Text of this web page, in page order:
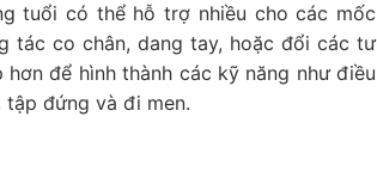
tuổi có thể hỗ trợ nhiều cho các mốc
tác co chân, dang tay, hoặc đổi các tư
để hình thành các kỹ năng như điều
tập đứng và đi men.